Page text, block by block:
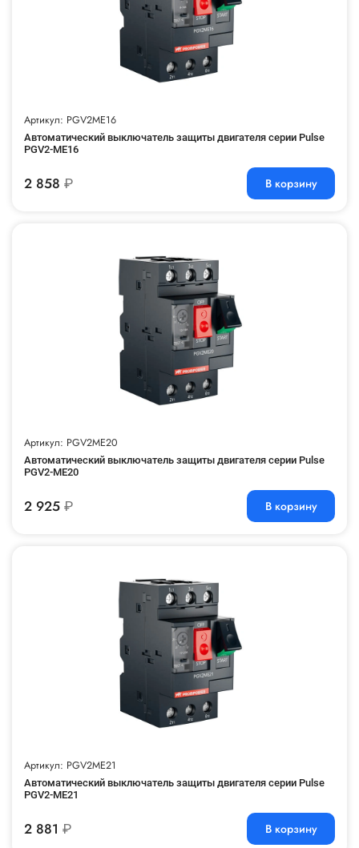
Артикул: PGV2ME16
Автоматический выключатель защиты двигателя серии Pulse
PGV2-ME16
2 858 ₽ В корзину
Артикул: PGV2ME20
Автоматический выключатель защиты двигателя серии Pulse
PGV2-ME20
2 925 ₽ В корзину
Артикул: PGV2ME21
Автоматический выключатель защиты двигателя серии Pulse
PGV2-ME21
2 881 ₽ В корзину